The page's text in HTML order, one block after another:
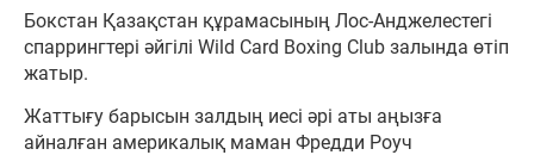
Бокстан Қазақстан құрамасының Лос-Анджелестегі
спаррингтері әйгілі Wild Card Boxing Club залында өтіп
жатыр.
Жаттығу барысын залдың иесі әрі аты аңызға
айналған америкалық маман Фредди Роуч